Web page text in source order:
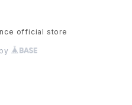
official store